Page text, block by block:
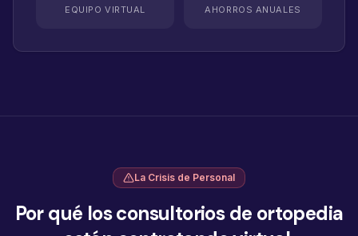
EQUIPO VIRTUAL AHORROS ANUALES
La Crisis de Personal
Por qué los consultorios de ortopedia